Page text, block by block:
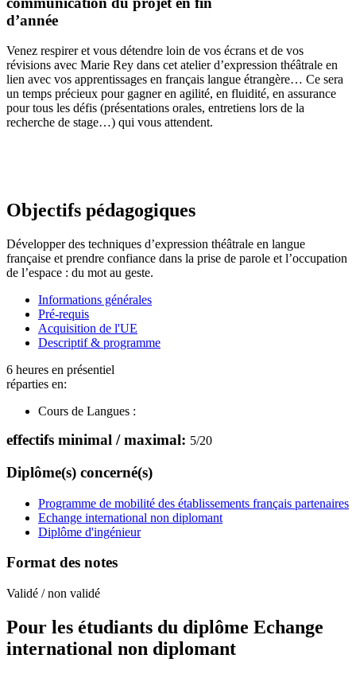
d’année
Venez respirer et vous détendre loin de vos écrans et de vos
révisions avec Marie Rey dans cet atelier d’expression théâtrale en
lien avec vos apprentissages en français langue étrangère… Ce sera
un temps précieux pour gagner en agilité, en fluidité, en assurance
pour tous les défis (présentations orales, entretiens lors de la
recherche de stage…) qui vous attendent.
Objectifs pédagogiques
Développer des techniques d’expression théâtrale en langue
française et prendre confiance dans la prise de parole et l’occupation
de l’espace : du mot au geste.
Informations générales
Pré-requis
Acquisition de l'UE
Descriptif & programme
6 heures en présentiel
réparties en:
Cours de Langues :
effectifs minimal / maximal: 5/20
Diplôme(s) concerné(s)
Programme de mobilité des établissements français partenaires
Echange international non diplomant
Diplôme d'ingénieur
Format des notes
Validé / non validé
Pour les étudiants du diplôme Echange
international non diplomant